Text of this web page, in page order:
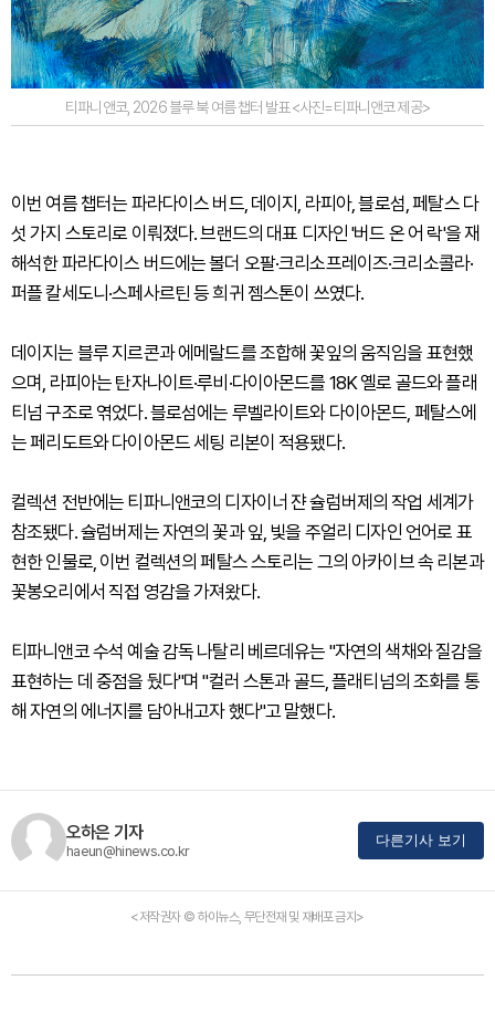
티파니앤코, 2026 블루 북 여름 챕터 발표 <사진=티파니앤코 제공>
이번 여름 챕터는 파라다이스 버드, 데이지, 라피아, 블로섬, 페탈스 다
섯 가지 스토리로 이뤄졌다. 브랜드의 대표 디자인 '버드 온 어 락'을 재
해석한 파라다이스 버드에는 볼더 오팔·크리소프레이즈·크리소콜라·
퍼플 칼세도니·스페사르틴 등 희귀 젬스톤이 쓰였다.
데이지는 블루 지르콘과 에메랄드를 조합해 꽃잎의 움직임을 표현했
으며, 라피아는 탄자나이트·루비·다이아몬드를 18K 옐로 골드와 플래
티넘 구조로 엮었다. 블로섬에는 루벨라이트와 다이아몬드, 페탈스에
는 페리도트와 다이아몬드 세팅 리본이 적용됐다.
컬렉션 전반에는 티파니앤코의 디자이너 쟌 슐럼버제의 작업 세계가
참조됐다. 슐럼버제는 자연의 꽃과 잎, 빛을 주얼리 디자인 언어로 표
현한 인물로, 이번 컬렉션의 페탈스 스토리는 그의 아카이브 속 리본과
꽃봉오리에서 직접 영감을 가져왔다.
티파니앤코 수석 예술 감독 나탈리 베르데유는 "자연의 색채와 질감을
표현하는 데 중점을 뒀다"며 "컬러 스톤과 골드, 플래티넘의 조화를 통
해 자연의 에너지를 담아내고자 했다"고 말했다.
오하은 기자
haeun@hinews.co.kr
다른기사 보기
<저작권자 © 하이뉴스, 무단전재 및 재배포 금지>